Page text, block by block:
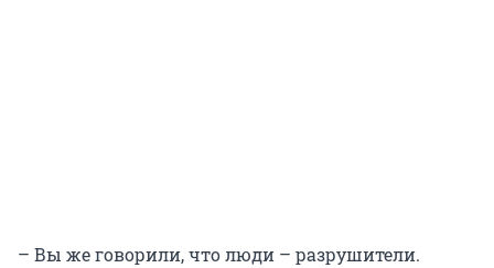
– Вы же говорили, что люди – разрушители.